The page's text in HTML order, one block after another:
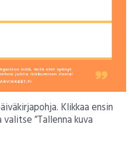
Klikkaa ensin
”Tallenna kuva